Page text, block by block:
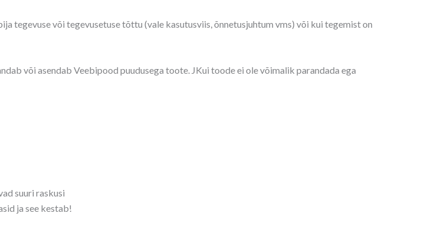
tegevuse või tegevusetuse tõttu (vale kasutusviis, õnnetusjuhtum vms) või kui tegemist on
või asendab Veebipood puudusega toote. JKui toode ei ole võimalik parandada ega
suuri raskusi
ja see kestab!